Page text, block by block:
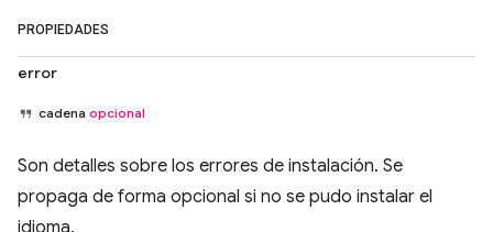
PROPIEDADES
error
cadena opcional
Son detalles sobre los errores de instalación. Se
propaga de forma opcional si no se pudo instalar el
idioma.